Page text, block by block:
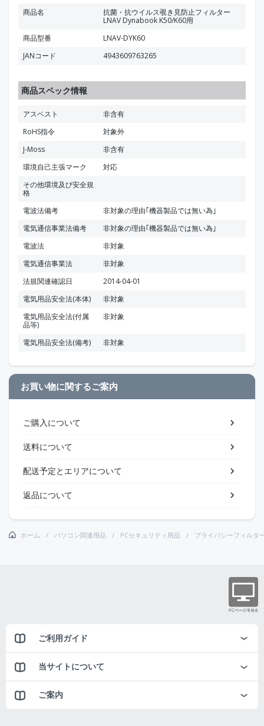
商品名
抗菌・抗ウイルス覗き見防止フィルター
LNAV Dynabook K50/K60用
商品型番
LNAV-DYK60
JANコード
4943609763265
商品スペック情報
アスベスト
非含有
RoHS指令
対象外
J-Moss
非含有
環境自己主張マーク
対応
その他環境及び安全規
格
電波法備考
非対象の理由｢機器製品では無い為｣
電気通信事業法備考
非対象の理由｢機器製品では無い為｣
電波法
非対象
電気通信事業法
非対象
法規関連確認日
2014-04-01
電気用品安全法(本体)
非対象
電気用品安全法(付属
品等)
非対象
電気用品安全法(備考) 非対象
お買い物に関するご案内
ご購入について
送料について
配送予定とエリアについて
返品について
ホーム パソコン関連用品 PCセキュリティ用品 プライバシーフィルタ
ご利用ガイド
当サイトについて
ご案内